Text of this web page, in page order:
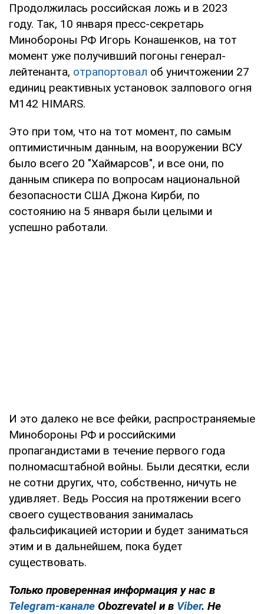
Продолжилась российская ложь и в 2023
году. Так, 10 января пресс-секретарь
Минобороны РФ Игорь Конашенков, на тот
момент уже получивший погоны генерал-
лейтенанта, отрапортовал об уничтожении 27
единиц реактивных установок залпового огня
M142 HIMARS.
Это при том, что на тот момент, по самым
оптимистичным данным, на вооружении ВСУ
было всего 20 "Хаймарсов", и все они, по
данным спикера по вопросам национальной
безопасности США Джона Кирби, по
состоянию на 5 января были целыми и
успешно работали.
И это далеко не все фейки, распространяемые
Минобороны РФ и российскими
пропагандистами в течение первого года
полномасштабной войны. Были десятки, если
не сотни других, что, собственно, ничуть не
удивляет. Ведь Россия на протяжении всего
своего существования занималась
фальсификацией истории и будет заниматься
этим и в дальнейшем, пока будет
существовать.
Только проверенная информация у нас в
Telegram-канале Obozrevatel и в Viber. Не